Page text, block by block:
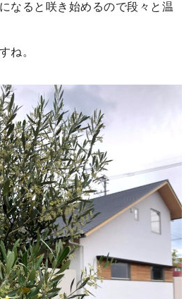
なると咲き始めるので段々と温
ね。